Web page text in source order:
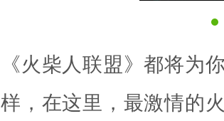
《火柴人联盟》都将为
样，在这里，最激情的